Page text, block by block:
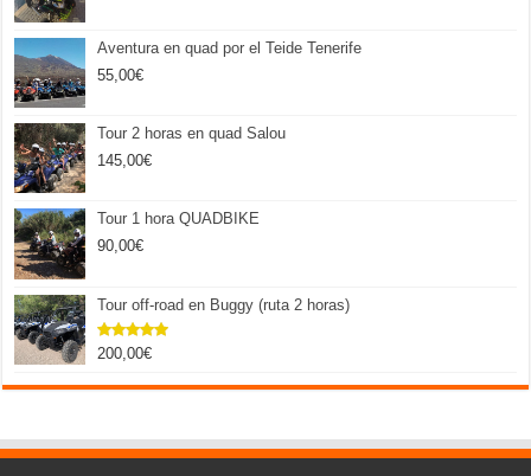
Aventura en quad por el Teide Tenerife
55,00€
Tour 2 horas en quad Salou
145,00€
Tour 1 hora QUADBIKE
90,00€
Tour off-road en Buggy (ruta 2 horas)
Valorado
de 5
200,00€